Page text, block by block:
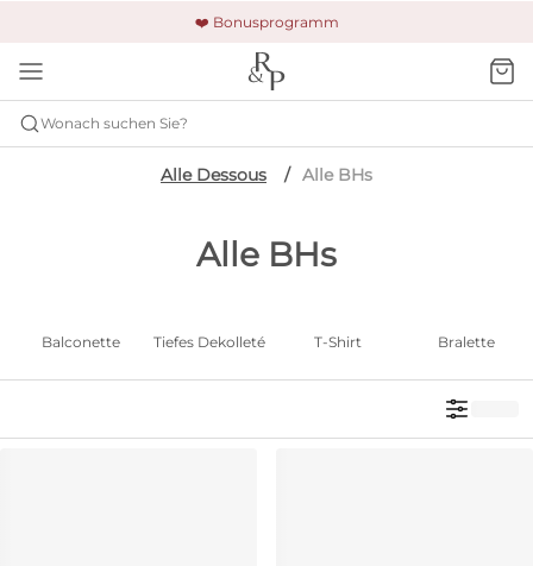
❤️ Bonusprogramm
🚚 Kostenloser Versand und Rückgabe
🔒 Gesicherte Zahlung
Wonach suchen Sie?
Alle Dessous Alle BHs
Alle BHs
Balconette Tiefes Dekolleté T-Shirt Bralette